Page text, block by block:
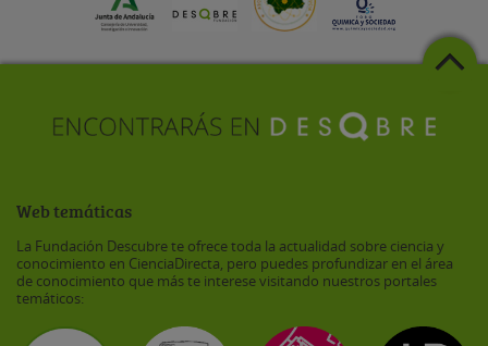
Web temáticas
La Fundación Descubre te ofrece toda la actualidad sobre ciencia y
conocimiento en CienciaDirecta, pero puedes profundizar en el área
de conocimiento que más te interese visitando nuestros portales
temáticos: